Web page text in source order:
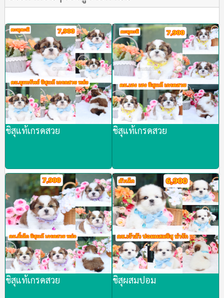
ชิสุแท้เกรดสวย ชิสุแท้เกรดสวย
ชิสุแท้เกรดสวย ชิสุผสมปอม